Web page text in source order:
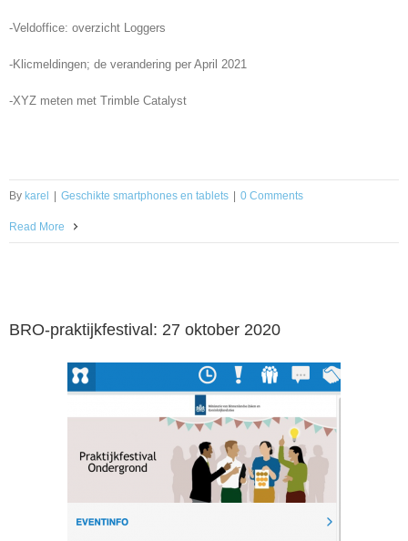
-Veldoffice: overzicht Loggers
-Klicmeldingen; de verandering per April 2021
-XYZ meten met Trimble Catalyst
By karel Geschikte smartphones en tablets 0 Comments
Read More
BRO-praktijkfestival: 27 oktober 2020